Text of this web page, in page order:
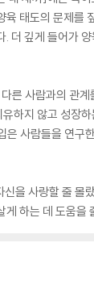
태도의 문제를
깊게 들어가
사람과의 관
하지 않고 성장
사람들을 연
을 사랑할 줄
하는 데 도움을